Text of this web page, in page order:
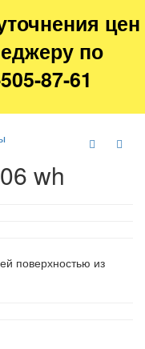
цен
по
87-61
wh
поверхностью из